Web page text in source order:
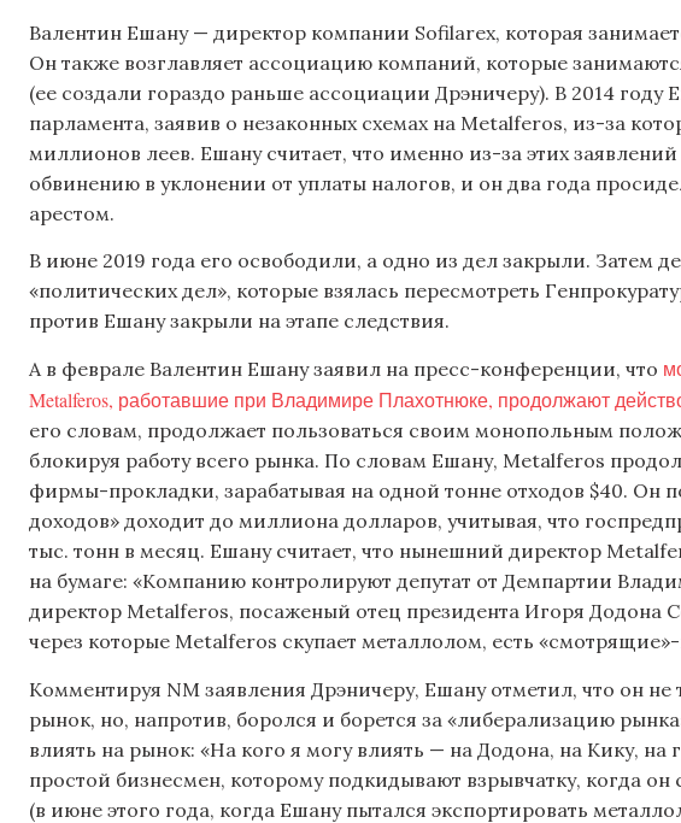
Валентин Ешану — директор компании Sofilarex, которая
Он также возглавляет ассоциацию компаний, которые
(ее создали гораздо раньше ассоциации Дрэничеру). В 2014 году
парламента, заявив о незаконных схемах на Metalferos, из-за
миллионов леев. Ешану считает, что именно из-за этих заявлений
обвинению в уклонении от уплаты налогов, и он два года
арестом.
В июне 2019 года его освободили, а одно из дел закрыли. Затем
«политических дел», которые взялась пересмотреть
против Ешану закрыли на этапе следствия.
А в феврале Валентин Ешану заявил на пресс-конференции, что
Metalferos, работавшие при Владимире Плахотнюке, продолжают
его словам, продолжает пользоваться своим монопольным
блокируя работу всего рынка. По словам Ешану, Metalferos
фирмы-прокладки, зарабатывая на одной тонне отходов $40. Он
доходов» доходит до миллиона долларов, учитывая, что
тыс. тонн в месяц. Ешану считает, что нынешний директор
на бумаге: «Компанию контролируют депутат от Демпартии
директор Metalferos, посаженый отец президента Игоря Додона
через которые Metalferos скупает металлолом, есть
Комментируя NM заявления Дрэничеру, Ешану отметил, что он
рынок, но, напротив, боролся и борется за «либерализацию
влиять на рынок: «На кого я могу влиять — на Додона, на Кику, на
простой бизнесмен, которому подкидывают взрывчатку, когда он
(в июне этого года, когда Ешану пытался экспортировать